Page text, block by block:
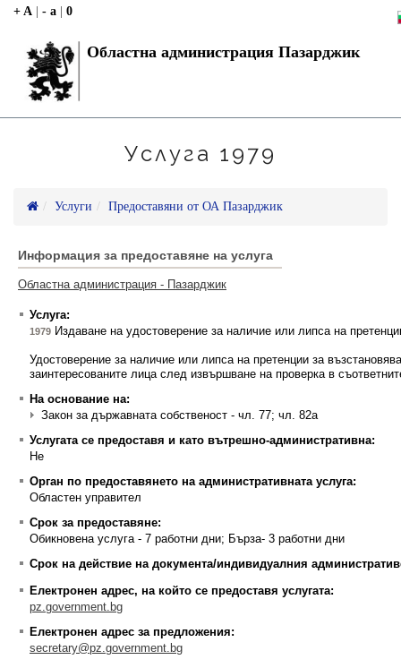
+ A - a 0
Областна администрация Пазарджик
Услуга 1979
Услуги Предоставяни от ОА Пазарджик